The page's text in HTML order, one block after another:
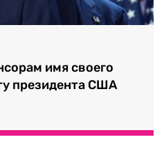
имя своего
президента США